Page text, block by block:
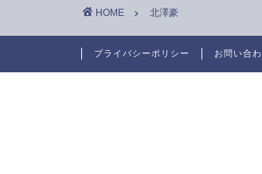
HOME 北澤豪
プライバシーポリシー お問い合